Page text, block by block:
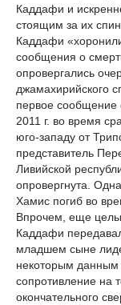
Каддафи и
стоящим за их
Каддафи
сообщения о
опровергались
джамахирийского
первое сообщение
2011 г. во время
юго-западу от
представитель
Ливийской
опровергнута.
Хамис погиб во
Впрочем, еще
Каддафи
младшем сыне
некоторым данным
сопротивление на
окончательного